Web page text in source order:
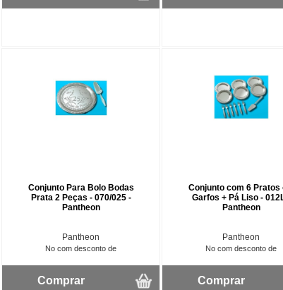
Conjunto Para Bolo Bodas
Prata 2 Peças - 070/025 -
Pantheon
Pantheon
No com desconto de
Comprar
Conjunto com 6 Pratos
Garfos + Pá Liso -
Pantheon
Pantheon
No com desconto de
Comprar